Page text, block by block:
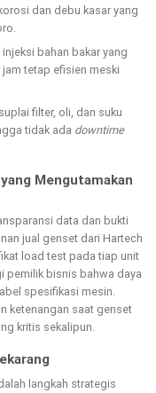
dan debu kasar yang
injeksi bahan bakar yang
tetap efisien meski
filter, oli, dan suku
tidak ada downtime
Mengutamakan
data dan bukti
jual genset dari Hartech
load test pada tiap unit
pemilik bisnis bahwa daya
spesifikasi mesin.
ketenangan saat genset
kritis sekalipun.
langkah strategis